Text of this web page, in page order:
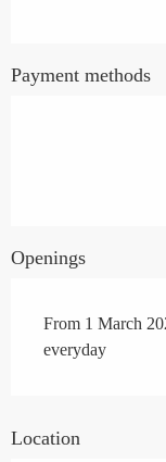
Payment methods
Openings
From 1 March
everyday
Location